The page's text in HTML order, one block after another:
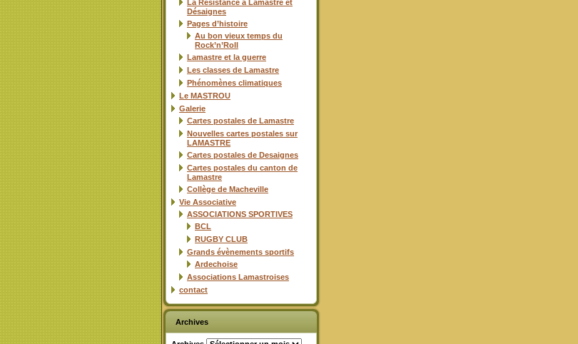
La Résistance à Lamastre et
Désaignes
Pages d’histoire
Au bon vieux temps du
Rock’n’Roll
Lamastre et la guerre
Les classes de Lamastre
Phénomènes climatiques
Le MASTROU
Galerie
Cartes postales de Lamastre
Nouvelles cartes postales sur
LAMASTRE
Cartes postales de Desaignes
Cartes postales du canton de
Lamastre
Collège de Macheville
Vie Associative
ASSOCIATIONS SPORTIVES
BCL
RUGBY CLUB
Grands évènements sportifs
Ardechoise
Associations Lamastroises
contact
Archives